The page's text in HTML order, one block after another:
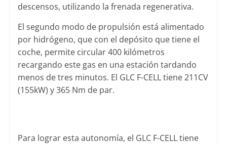
descensos, utilizando la frenada regenerativa.
El segundo modo de propulsión está alimentado
por hidrógeno, que con el depósito que tiene el
coche, permite circular 400 kilómetros
recargando este gas en una estación tardando
menos de tres minutos. El GLC F-CELL tiene 211CV
(155kW) y 365 Nm de par.
Para lograr esta autonomía, el GLC F-CELL tiene